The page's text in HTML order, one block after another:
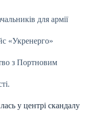
для армії
«Укренерго»
з Портновим
у центрі скандалу